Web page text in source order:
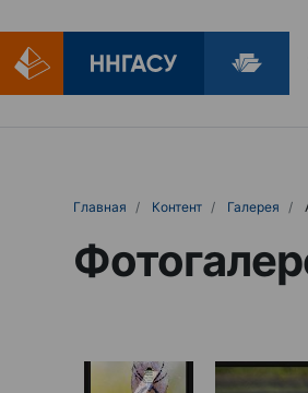
Главная Контент Галерея